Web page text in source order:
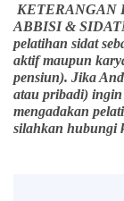
KETERANGAN
ABBISI &
pelatihan sidat
aktif maupun
pensiun). Jika
atau pribadi)
mengadakan
silahkan hubungi